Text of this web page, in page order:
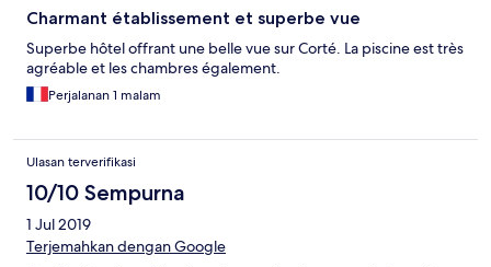
Charmant établissement et superbe vue
Superbe hôtel offrant une belle vue sur Corté. La piscine est très
agréable et les chambres également.
Perjalanan 1 malam
Ulasan terverifikasi
10/10 Sempurna
1 Jul 2019
Terjemahkan dengan Google